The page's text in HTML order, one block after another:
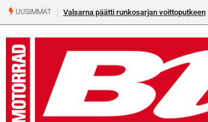
UUSIMMAT Valsarna päätti runkosarjan voittoputkeen